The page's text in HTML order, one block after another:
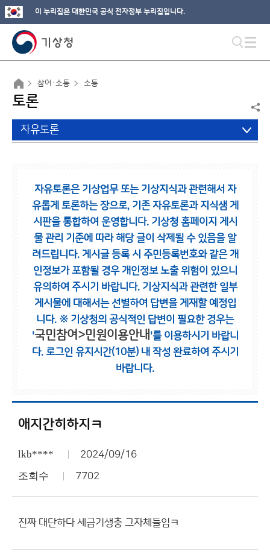
이 누리집은 대한민국 공식 전자정부 누리집입니다.
참여·소통 소통
토론
자유토론
자유토론은 기상업무 또는 기상지식과 관련해서 자
유롭게 토론하는 장으로, 기존 자유토론과 지식샘 게
시판을 통합하여 운영합니다. 기상청 홈페이지 게시
물 관리 기준에 따라 해당 글이 삭제될 수 있음을 알
려드립니다. 게시글 등록 시 주민등록번호와 같은 개
인정보가 포함될 경우 개인정보 노출 위험이 있으니
유의하여 주시기 바랍니다. 기상지식과 관련한 일부
게시물에 대해서는 선별하여 답변을 게재할 예정입
니다. ※ 기상청의 공식적인 답변이 필요한 경우는
'국민참여>민원이용안내 '를 이용하시기 바랍니
다. 로그인 유지시간(10분) 내 작성 완료하여 주시기
바랍니다.
애지간히하지ㅋ
lkb**** 2024/09/16
조회수 7702
진짜 대단하다 세금기생충 그자체들임ㅋ